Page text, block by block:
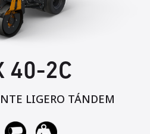
40-2C
LIGERO TÁNDEM